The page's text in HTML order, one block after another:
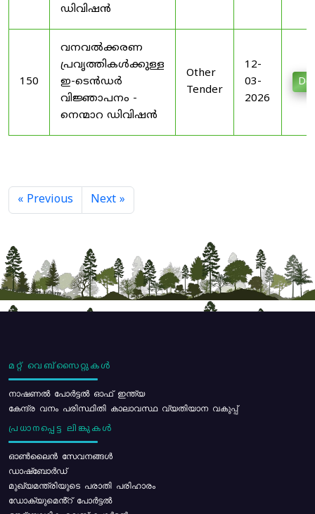
ഡിവിഷൻ
150
വനവൽക്കരണ
പ്രവൃത്തികൾക്കുള്ള
ഇ-ടെൻഡർ
വിജ്ഞാപനം -
നെന്മാറ ഡിവിഷൻ
Other
Tender
12-
03-
2026
« Previous Next »
മറ്റ് വെബ്സൈറ്റുകൾ
നാഷണൽ പോർട്ടൽ ഓഫ് ഇന്ത്യ
കേന്ദ്ര വനം പരിസ്ഥിതി കാലാവസ്ഥ വ്യതിയാന വകുപ്പ്
പ്രധാനപ്പെട്ട ലിങ്കുകൾ
ഓൺലൈൻ സേവനങ്ങൾ
ഡാഷ്ബോർഡ്
മുഖ്യമന്ത്രിയുടെ പരാതി പരിഹാരം
ഡോക്യുമെൻ്റ് പോർട്ടൽ